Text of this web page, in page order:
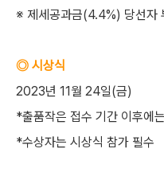
※ 제세공과금(4.4%) 당선자
◎ 시상식
2023년 11월 24일(금)
*출품작은 접수 기간 이후에
*수상자는 시상식 참가 필수